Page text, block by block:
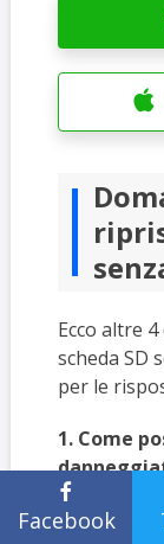

Facebook

Ecco altre
scheda SD
per le
1. Come
Una